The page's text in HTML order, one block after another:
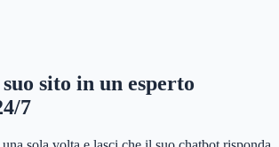
sito in un esperto
7